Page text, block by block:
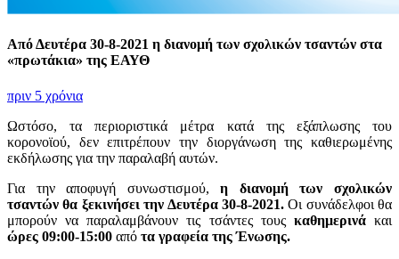
Από Δευτέρα 30-8-2021 η διανομή των σχολικών τσαντών στα
«πρωτάκια» της ΕΑΥΘ
πριν 5 χρόνια
Ωστόσο, τα περιοριστικά μέτρα κατά της εξάπλωσης του
κορονοϊού, δεν επιτρέπουν την διοργάνωση της καθιερωμένης
εκδήλωσης για την παραλαβή αυτών.
Για την αποφυγή συνωστισμού,η διανομή των σχολικών
τσαντών θα ξεκινήσει την Δευτέρα 30-8-2021.Οι συνάδελφοι θα
μπορούν να παραλαμβάνουν τις τσάντες τους καθημερινάκαι
ώρες 09:00-15:00 από τα γραφεία της Ένωσης.